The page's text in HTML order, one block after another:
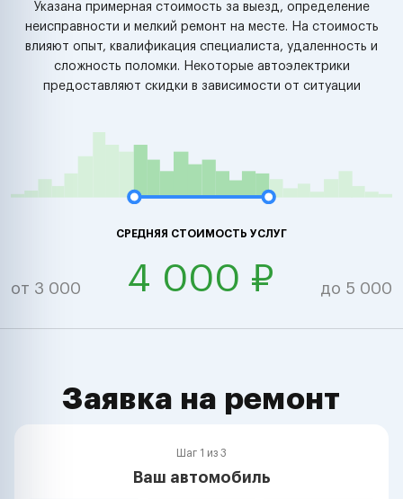
Указана примерная стоимость за выезд, определение
неисправности и мелкий ремонт на месте. На стоимость
влияют опыт, квалификация специалиста, удаленность и
сложность поломки. Некоторые автоэлектрики
предоставляют скидки в зависимости от ситуации
СРЕДНЯЯ СТОИМОСТЬ УСЛУГ
от 3 000 4 000 ₽ до 5 000
Заявка на ремонт
Шаг 1 из 3
Ваш автомобиль